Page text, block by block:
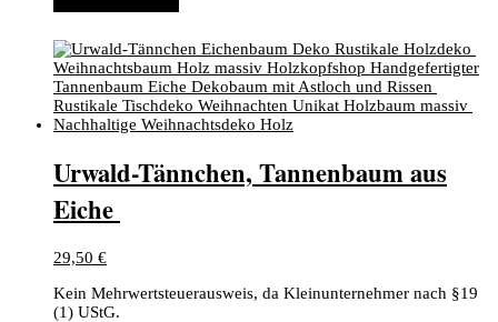
​Urwald-Tännchen, ​Tannenbaum aus
Eiche ​
29,50 €
Kein Mehrwertsteuerausweis, da Kleinunternehmer nach §19
(1) UStG.